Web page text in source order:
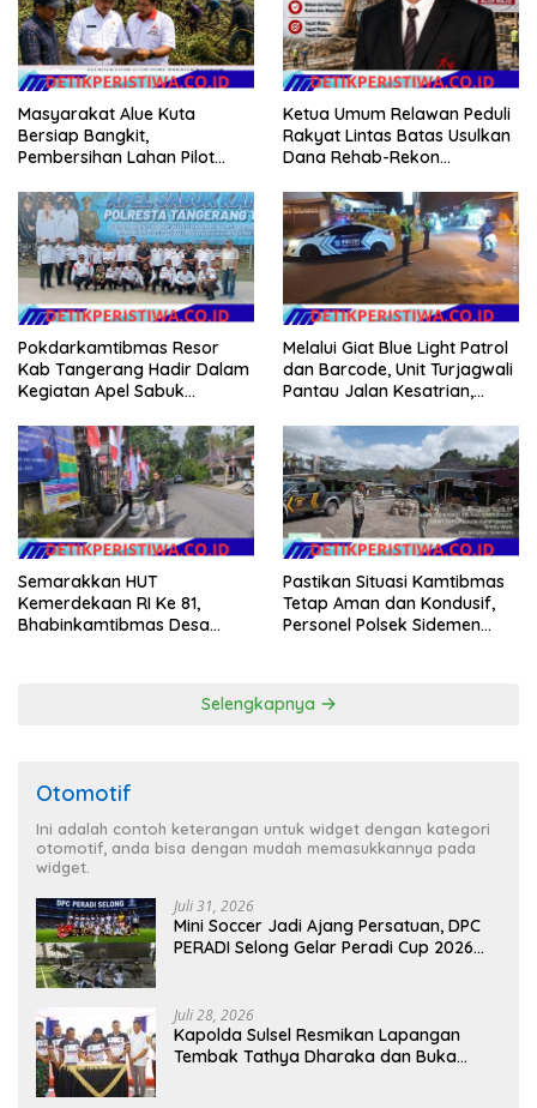
Masyarakat Alue Kuta
Bersiap Bangkit,
Pembersihan Lahan Pilot
Tanah Dimulai Sabtu
Ketua Umum Relawan Peduli
Rakyat Lintas Batas Usulkan
Dana Rehab-Rekon
Dikelola Langsung
Pemerintah Pusat
Pokdarkamtibmas Resor
Kab Tangerang Hadir Dalam
Kegiatan Apel Sabuk
Tangerang Tahun 2026
Melalui Giat Blue Light Patrol
dan Barcode, Unit Turjagwali
Pantau Jalan Kesatrian,
Semarakkan HUT
Kemerdekaan RI Ke 81,
Bhabinkamtibmas Desa
Pastikan Situasi Kamtibmas
Tetap Aman dan Kondusif,
Personel Polsek Sidemen
Selengkapnya
Otomotif
Ini adalah contoh keterangan untuk widget dengan kategori
otomotif, anda bisa dengan mudah memasukkannya pada
widget.
Juli 31, 2026
Mini Soccer Jadi Ajang Persatuan, DPC
PERADI Selong Gelar Peradi Cup 2026
Juli 28, 2026
Kapolda Sulsel Resmikan Lapangan
Tembak Tathya Dharaka dan Buka